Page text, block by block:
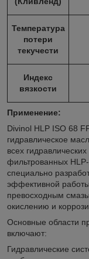
Температура
потери
текучести
Индекс
вязкости
Применение:
Divinol HLP ISO 68
гидравлическое
всех
фильтрованных
специально
эффективной
превосходным
окислению и
Основные области
включают:
Гидравлические